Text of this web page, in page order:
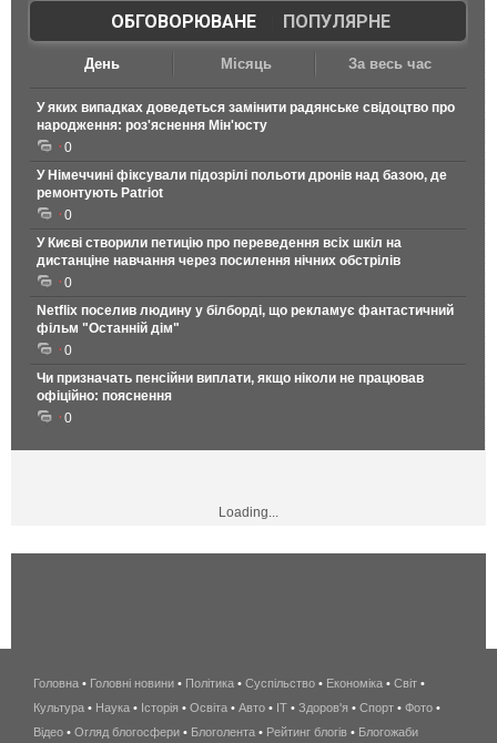
ОБГОВОРЮВАНЕ| ПОПУЛЯРНЕ
День Місяць За весь час
У яких випадках доведеться замінити радянське свідоцтво про
народження: роз'яснення Мін'юсту
0
У Німеччині фіксували підозрілі польоти дронів над базою, де
ремонтують Patriot
0
У Києві створили петицію про переведення всіх шкіл на
дистанціне навчання через посилення нічних обстрілів
0
Netflix поселив людину у білборді, що рекламує фантастичний
фільм "Останній дім"
0
Чи призначать пенсійни виплати, якщо ніколи не працював
офіційно: пояснення
0
Loading...
беспроводной
интернет
киев
Головна • Головні новини • Політика • Суспільство • Економіка • Світ •
Культура • Наука • Історія • Освіта • Авто • IT • Здоров'я • Спорт • Фото •
Відео • Огляд блогосфери • Блоголента • Рейтинг блогів • Блогожаби